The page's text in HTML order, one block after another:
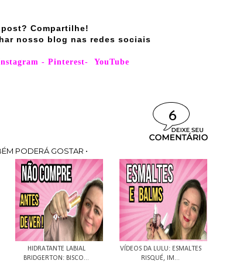
Compartilhe!
nosso blog nas redes sociais
- Pinterest- YouTube
6
PODERÁ GOSTAR •
HIDRATANTE LABIAL
BRIDGERTON: BISCO...
VÍDEOS DA LULU: ESMALTES
RISQUÉ, IM...